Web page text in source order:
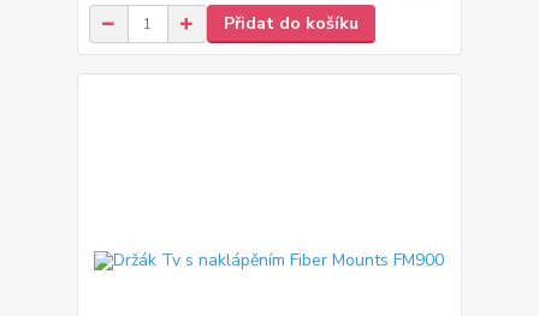
Přidat do košíku